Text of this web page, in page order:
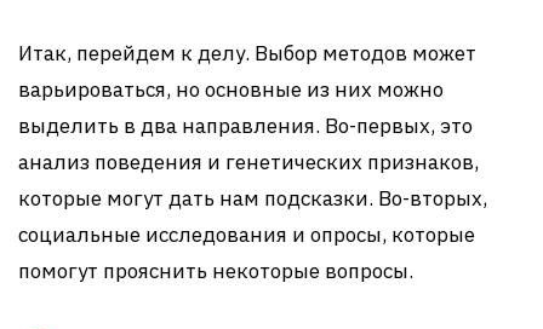
Итак, перейдем к делу. Выбор методов может
варьироваться, но основные из них можно
выделить в два направления. Во-первых, это
анализ поведения и генетических признаков,
которые могут дать нам подсказки. Во-вторых,
социальные исследования и опросы, которые
помогут прояснить некоторые вопросы.